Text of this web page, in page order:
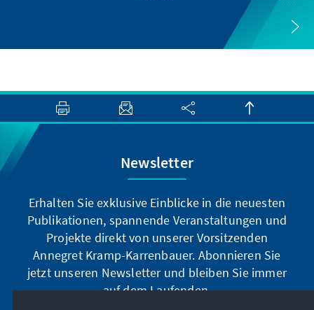
Newsletter
Erhalten Sie exklusive Einblicke in die neuesten
Publikationen, spannende Veranstaltungen und
Projekte direkt von unserer Vorsitzenden
Annegret Kramp-Karrenbauer. Abonnieren Sie
jetzt unseren Newsletter und bleiben Sie immer
auf dem Laufenden.